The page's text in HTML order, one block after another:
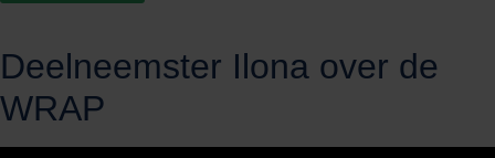
Deelneemster Ilona over de
WRAP